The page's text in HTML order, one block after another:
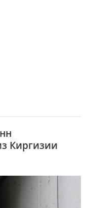
Киргизии